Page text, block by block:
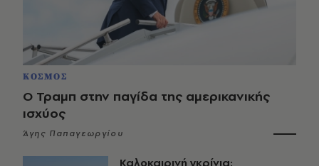
ΚΟΣΜΟΣ
Ο Τραμπ στην παγίδα της αμερικανικής
ισχύος
Άγης Παπαγεωργίου
Καλοκαιρινή γκρίνια: